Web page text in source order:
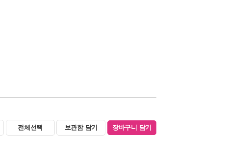
전체선택 보관함 담기 장바구니 담기